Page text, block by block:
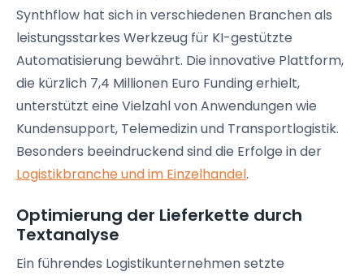
Synthflow hat sich in verschiedenen Branchen als
leistungsstarkes Werkzeug für KI-gestützte
Automatisierung bewährt. Die innovative Plattform,
die kürzlich 7,4 Millionen Euro Funding erhielt,
unterstützt eine Vielzahl von Anwendungen wie
Kundensupport, Telemedizin und Transportlogistik.
Besonders beeindruckend sind die Erfolge in der
Logistikbranche und im Einzelhandel.
Optimierung der Lieferkette durch
Textanalyse
Ein führendes Logistikunternehmen setzte